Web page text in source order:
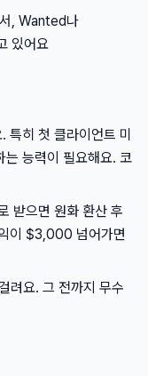
, Wanted나
있어요
특히 첫 클라이언트 미
는 능력이 필요해요. 코
받으면 원화 환산 후
이 $3,000 넘어가면
려요. 그 전까지 무수